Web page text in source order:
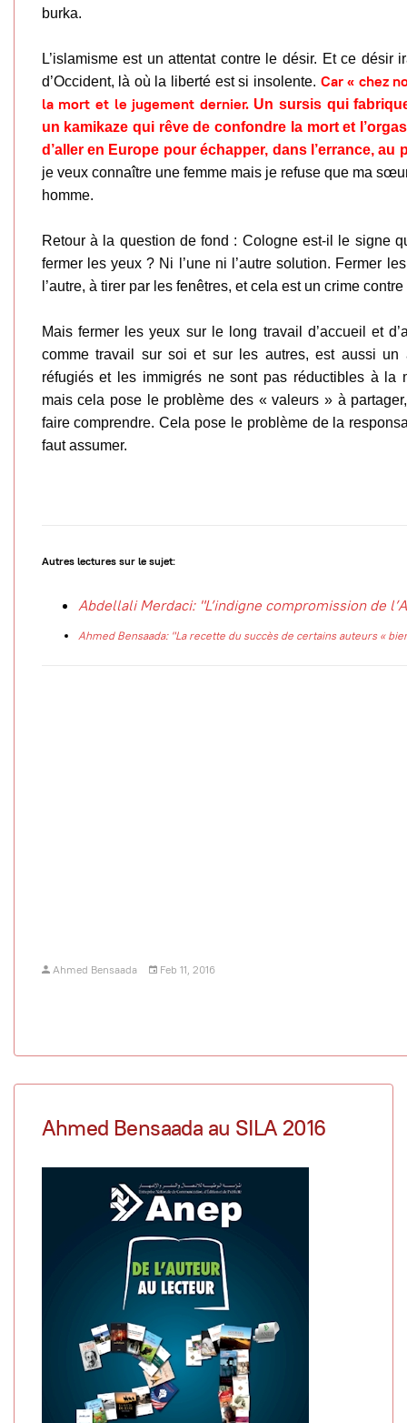
burka.
L’islamisme est un attentat contre le désir. Et ce désir
d’Occident, là où la liberté est si insolente. Car « chez
la mort et le jugement dernier. Un sursis qui
un kamikaze qui rêve de confondre la mort et
d’aller en Europe pour échapper, dans l’errance, au
je veux connaître une femme mais je refuse que ma
homme.
Retour à la question de fond : Cologne est-il le signe
fermer les yeux ? Ni l’une ni l’autre solution. Fermer
l’autre, à tirer par les fenêtres, et cela est un crime contre
Mais fermer les yeux sur le long travail d’accueil et
comme travail sur soi et sur les autres, est aussi un
réfugiés et les immigrés ne sont pas réductibles à la
mais cela pose le problème des « valeurs » à
faire comprendre. Cela pose le problème de la
faut assumer.
Autres lectures sur le sujet:
Abdellali Merdaci: "L’indigne compromission de
Ahmed Bensaada: "La recette du succès de certains auteurs «
Ahmed Bensaada Feb 11, 2016
Ahmed Bensaada au SILA 2016